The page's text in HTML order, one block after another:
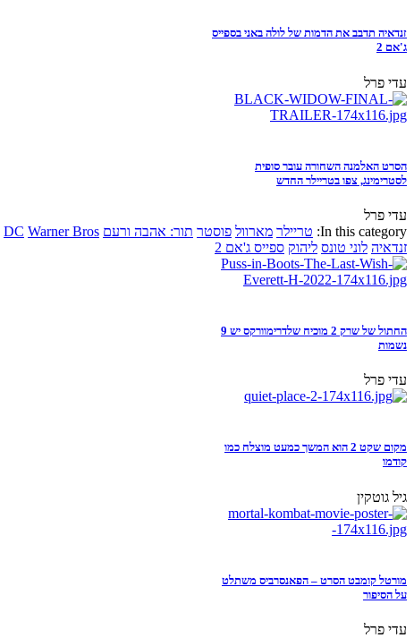
זנדאיה תדבב את הדמות של לולה באני בספייס
ג'אם 2
עדי פרל
הסרט האלמנה השחורה עובר סופית
לסטרימינג, צפו בטריילר החדש
עדי פרל
In this category: טריילר מארוול פוסטר תור: אהבה ורעם DC Warner Bros
זנדאיה לוני טונס ליהוק ספייס ג'אם 2
החתול של שרק 2 מוכיח שלדרימוורקס יש 9
נשמות
עדי פרל
מקום שקט 2 הוא המשך כמעט מוצלח כמו
קודמו
גיל גוטקין
מורטל קומבט הסרט – הפאנסרביס משתלט
על הסיפור
עדי פרל